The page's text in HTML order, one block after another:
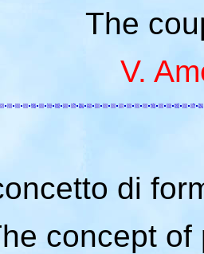
The
V.
di
concept of